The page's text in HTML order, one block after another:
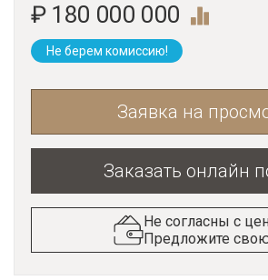
₽ 180 000 000
Не берем комиссию!
Заявка на
Заказать онлайн
Не согласны с
Предложите